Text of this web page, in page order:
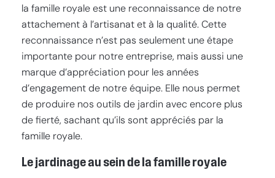
la famille royale est une reconnaissance de notre
attachement à l’artisanat et à la qualité. Cette
reconnaissance n’est pas seulement une étape
importante pour notre entreprise, mais aussi une
marque d’appréciation pour les années
d’engagement de notre équipe. Elle nous permet
de produire nos outils de jardin avec encore plus
de fierté, sachant qu’ils sont appréciés par la
famille royale.
Le jardinage au sein de la famille royale